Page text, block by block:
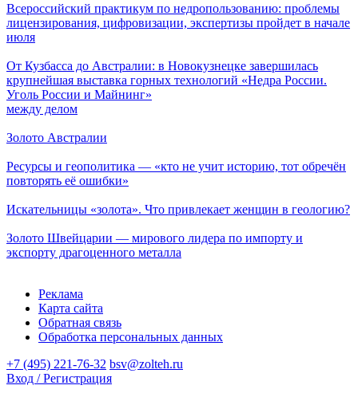
Всероссийский практикум по недропользованию: проблемы
лицензирования, цифровизации, экспертизы пройдет в начале
июля
От Кузбасса до Австралии: в Новокузнецке завершилась
крупнейшая выставка горных технологий «Недра России.
Уголь России и Майнинг»
между делом
Золото Австралии
Ресурсы и геополитика — «кто не учит историю, тот обречён
повторять её ошибки»
Искательницы «золота». Что привлекает женщин в геологию?
Золото Швейцарии — мирового лидера по импорту и
экспорту драгоценного металла
Реклама
Карта сайта
Обратная связь
Обработка персональных данных
+7 (495) 221-76-32 bsv@zolteh.ru
Вход / Регистрация